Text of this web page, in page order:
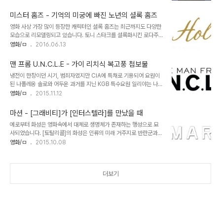
듯 살아가던 남..
[미션]이라 하겠다. 이미 30년이나 지난 작품임에도 촬영, 음악, 연기
등 뭐 하나 촌스럽거나 후달리지 않는 견고한 완성도를 바탕으로 속죄
와 구원, 인류애와 정의 사이에서 갈등하는 남자들의 모습을 감동적으
로 그려낸 걸작이다. 이미 본 작품에 대해서는 리마스터링판 블루레이
리뷰(바로가기)를 통해 충분히 언급한 바, 재개봉을 맞이해 극장에서
오래된 작품이기도 하지만..
미스터 홈즈 - 기억의 미궁에 빠진 노년의 셜록 홈즈
영화 사상 가장 많이 등장한 캐릭터인 셜록 홈즈는 최근까지도 다양한
모습으로 리모델링되고 있습니다. 토니 스타크를 셜록화시킨 로다주
의 [셜록 홈즈]나 고성능 소시오패스의 성향에 초점을 둔 베네딕트 컴
는 거리가 먼 모습들이죠. 여기에 또 한 명의 배우가 홈즈로 변신을 시
도합니다. 바로 간달ㅍ… 아니 미스터 매그니토 이안 맥켈런 경입니다.
이 배우의 연륜에서 느껴지듯이 이안 맥컬린이 연기한 홈즈는 사건 현
장을 헤집는 무적의 명탐정이 아니라 조용한 시골로 은퇴한 노년의 홈
즈입니다. 원전이 된 소설은 아서 코난 도일의 소설이 아니라 미치 컬
인도 없고, 배경도 베이커가 221B..
영화/ㅁ 2016.06.13
맨 프롬 U.N.C.L.E - 가이 리치식 복고풍 첩보물
냉전이 한창이던 시기, 범죄자였지만 CIA에 특채로 기용되어 요원이
된 나폴레옹 솔로와 어두운 과거를 지닌 KGB 특수요원 일리야는 나치
잔당의 핵무기 개발을 막기 위해 초유의 공동작전을 펼치게 됩니다. 그
류하게 되지요. 각기 다른 목적과 국적을 지닌 이들의 팀웍은 초반부터
삐걱대기 시작합니다. 007 시리즈가 한창 위세를 떨칠 당시, 국내에
서는 또 하나의 첩보물 시리즈 '0011 나폴레옹 솔로'가 인기를 끌었습
니다. 주로 단독 임무를 수행하는 제임스 본드와는 달리 나폴레옹 솔로
와 단짝인 파트너 일리야 쿠리야킨과 함께 좋은 케미를 보여준 일종의
영화/ㅁ 2015.11.12
마션 - [그래비티]가 [인터스텔라]를 만났을 때
예로부터 화성은 영화속에서 대체로 생명체가 존재하는 행성으로 묘
사되었습니다. [토탈리콜]의 화성은 인류의 미래 거주지로 반란군과
독재자의 충돌이 그려지는 세계로 묘사되었고, [둠], [레드 플래닛],
치는 상상의 장소로 활용된 것이 사실입니다. 앤디 위어의 장편소설을
영화/ㅁ 2015.10.08
더보기